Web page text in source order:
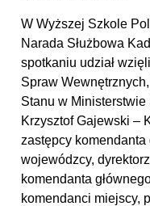
W Wyższej Szkole
Narada Służbowa
spotkaniu udział
Spraw
Stanu w
Krzysztof Gajewski –
zastępcy komendanta
wojewódzcy,
komendanta
komendanci miejscy,